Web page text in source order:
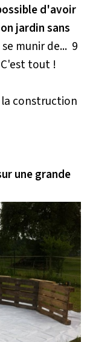
d'avoir
jardin sans
munir de... 9
tout !
construction
une grande